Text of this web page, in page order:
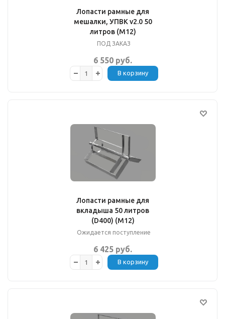
Лопасти рамные для
мешалки, УПВК v2.0 50
литров (М12)
ПОД ЗАКАЗ
6 550 руб.
В корзину
Лопасти рамные для
вкладыша 50 литров
(D400) (М12)
Ожидается поступление
6 425 руб.
В корзину